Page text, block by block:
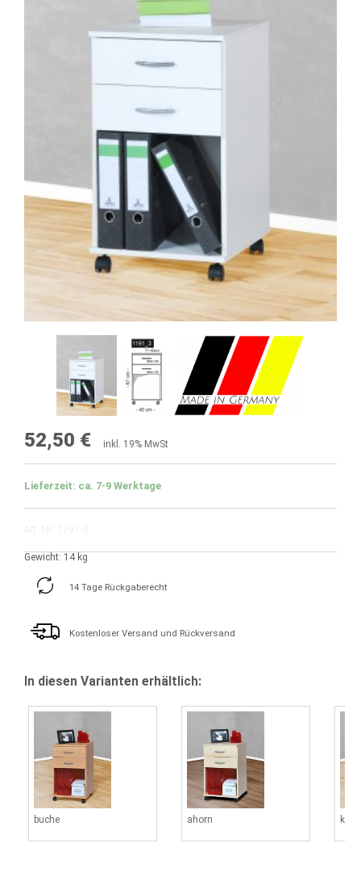
52,50 € inkl. 19% MwSt
Lieferzeit: ca. 7-9 Werktage
Art. Nr.: 1191-3
Gewicht: 14 kg
14 Tage Rückgaberecht
Kostenloser Versand und Rückversand
In diesen Varianten erhältlich:
buche ahorn